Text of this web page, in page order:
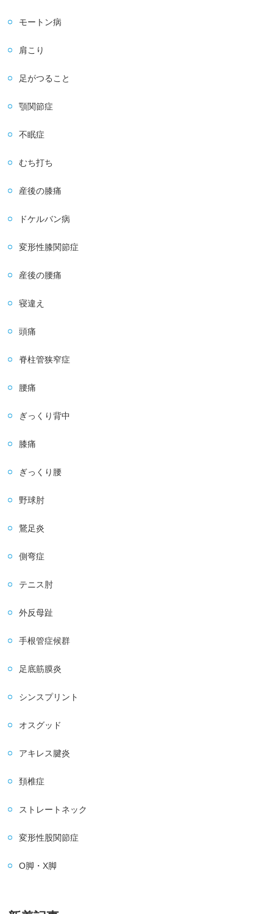
モートン病
肩こり
足がつること
顎関節症
不眠症
むち打ち
産後の膝痛
ドケルバン病
変形性膝関節症
産後の腰痛
寝違え
頭痛
脊柱管狭窄症
腰痛
ぎっくり背中
膝痛
ぎっくり腰
野球肘
鵞足炎
側弯症
テニス肘
外反母趾
手根管症候群
足底筋膜炎
シンスプリント
オスグッド
アキレス腱炎
頚椎症
ストレートネック
変形性股関節症
O脚・X脚